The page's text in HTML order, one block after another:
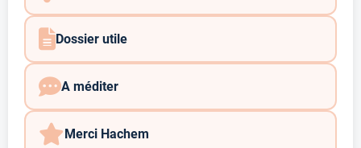
Dossier utile
A méditer
Merci Hachem